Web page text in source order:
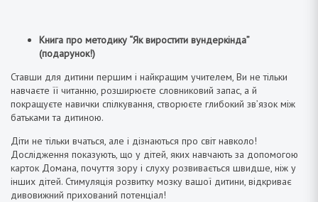
Книга про методику “Як виростити вундеркінда”
(подарунок!)
Ставши для дитини першим і найкращим учителем, Ви не тільки
навчаєте її читанню, розширюєте словниковий запас, а й
покращуєте навички спілкування, створюєте глибокий зв’язок між
батьками та дитиною.
Діти не тільки вчаться, але і дізнаються про світ навколо!
Дослідження показують, що у дітей, яких навчають за допомогою
карток Домана, почуття зору і слуху розвивається швидше, ніж у
інших дітей. Стимуляція розвитку мозку вашої дитини, відкриває
дивовижний прихований потенціал!